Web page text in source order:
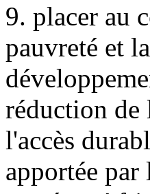
9. placer au
pauvreté et
réduction de
l'accès
apportée par